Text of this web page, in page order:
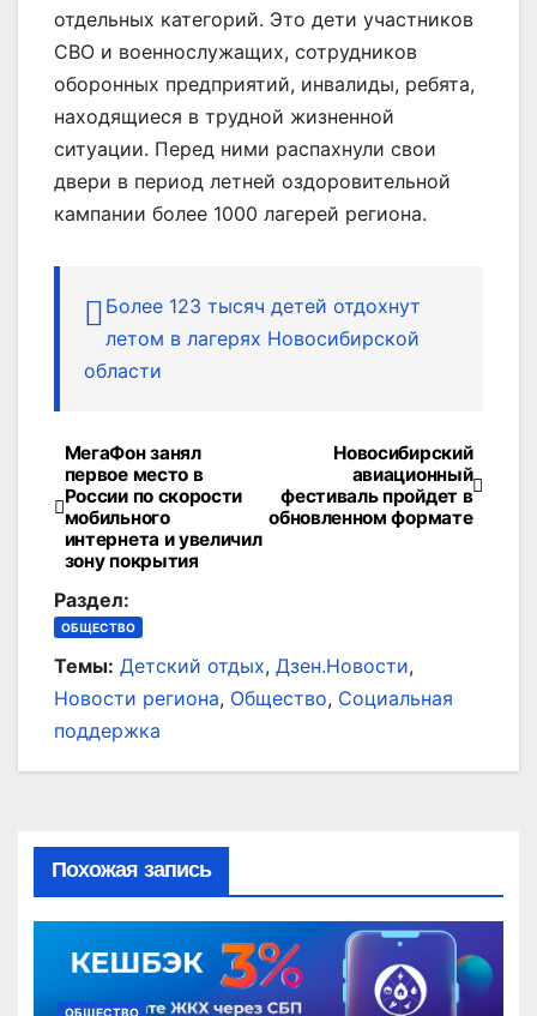
отдельных категорий. Это дети участников
СВО и военнослужащих, сотрудников
оборонных предприятий, инвалиды, ребята,
находящиеся в трудной жизненной
ситуации. Перед ними распахнули свои
двери в период летней оздоровительной
кампании более 1000 лагерей региона.
Более 123 тысяч детей отдохнут
летом в лагерях Новосибирской
области
Навигация
по
записям
Новосибирский
авиационный
фестиваль пройдет в
обновленном формате
МегаФон занял
первое место в
России по скорости
мобильного
интернета и увеличил
зону покрытия
Раздел:
ОБЩЕСТВО
Темы: Детский отдых, Дзен.Новости,
Новости региона, Общество, Социальная
поддержка
Похожая запись
ОБЩЕСТВО